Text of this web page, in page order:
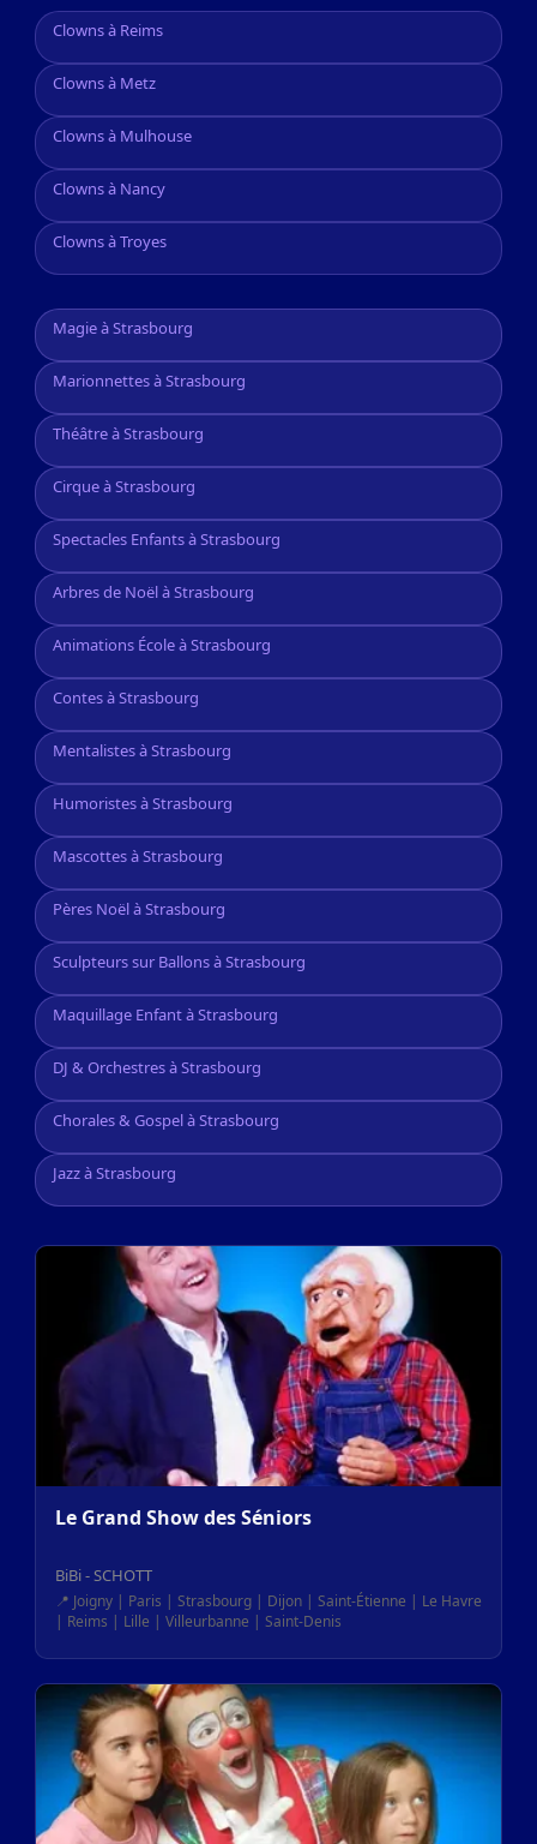
Clowns à Reims
Clowns à Metz
Clowns à Mulhouse
Clowns à Nancy
Clowns à Troyes
Magie à Strasbourg
Marionnettes à Strasbourg
Théâtre à Strasbourg
Cirque à Strasbourg
Spectacles Enfants à Strasbourg
Arbres de Noël à Strasbourg
Animations École à Strasbourg
Contes à Strasbourg
Mentalistes à Strasbourg
Humoristes à Strasbourg
Mascottes à Strasbourg
Pères Noël à Strasbourg
Sculpteurs sur Ballons à Strasbourg
Maquillage Enfant à Strasbourg
DJ & Orchestres à Strasbourg
Chorales & Gospel à Strasbourg
Jazz à Strasbourg
Le Grand Show des Séniors
BiBi - SCHOTT
📍 Joigny | Paris | Strasbourg | Dijon | Saint-Étienne | Le Havre
| Reims | Lille | Villeurbanne | Saint-Denis